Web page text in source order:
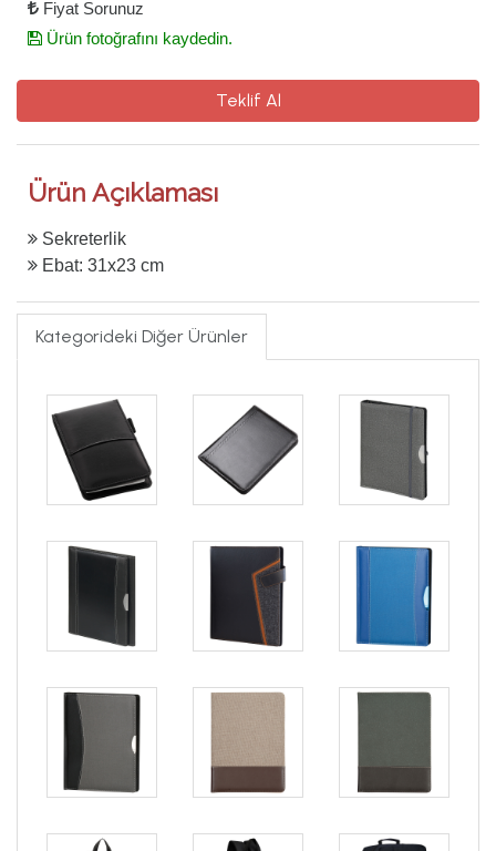
Fiyat Sorunuz
Ürün fotoğrafını kaydedin.
Teklif Al
Ürün Açıklaması
Sekreterlik
Ebat: 31x23 cm
Kategorideki Diğer Ürünler